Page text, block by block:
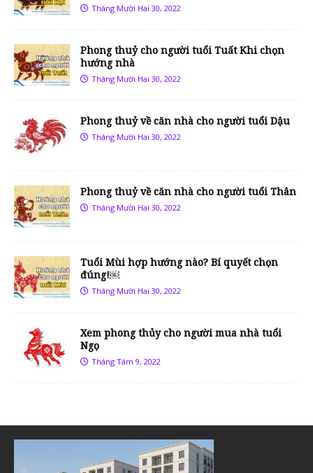
Tháng Mười Hai 30, 2022
Phong thuỷ cho người tuổi Tuất Khi chọn
hướng nhà
Tháng Mười Hai 30, 2022
Phong thuỷ về căn nhà cho người tuổi Dậu
Tháng Mười Hai 30, 2022
Phong thuỷ về căn nhà cho người tuổi Thân
Tháng Mười Hai 30, 2022
Tuổi Mùi hợp hướng nào? Bí quyết chọn
đúng!￼
Tháng Mười Hai 30, 2022
Xem phong thủy cho người mua nhà tuổi
Ngọ
Tháng Tám 9, 2022